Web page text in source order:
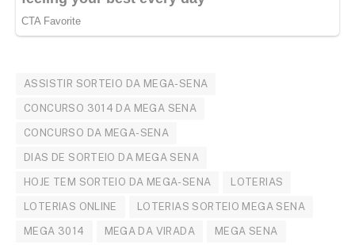
ASSISTIR SORTEIO DA MEGA-SENA
CONCURSO 3014 DA MEGA SENA
CONCURSO DA MEGA-SENA
DIAS DE SORTEIO DA MEGA SENA
HOJE TEM SORTEIO DA MEGA-SENA LOTERIAS
LOTERIAS ONLINE LOTERIAS SORTEIO MEGA SENA
MEGA 3014 MEGA DA VIRADA MEGA SENA